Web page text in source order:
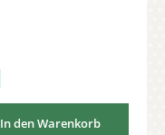
In den Warenkorb